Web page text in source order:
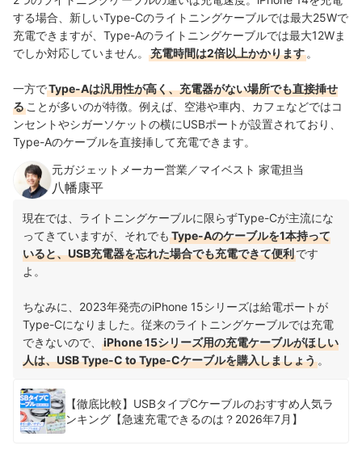
する場合、新しいType-Cのライトニングケーブルでは最大25Wで
充電できますが、Type-Aのライトニングケーブルでは最大12Wま
でしか対応していません。
充電時間は2倍以上かかります 。
一方でType-Aは汎用性が高く、充電器がない場所でも直接挿せ
る ことが多いのが特徴。例えば、空港や車内、カフェなどではコ
ンセントやシガーソケットの横にUSBポートが設置されており、
Type-Aのケーブルを直接挿して充電できます。
元ガジェットメーカー営業／マイベスト 家電担当
八幡康平
現在では、ライトニングケーブルに限らずType-Cが主流にな
ってきていますが、それでも Type-Aのケーブルを1本持って
いると、USB充電器を忘れた場合でも充電できて便利です
よ。
ちなみに、2023年発売のiPhone 15シリーズは給電ポートが
Type-Cになりました。従来のライトニングケーブルでは充電
できないので、
iPhone 15シリーズ用の充電ケーブルがほしい
人は、USB Type-C to Type-Cケーブルを購入しましょう 。
【徹底比較】USBタイプCケーブルのおすすめ人気ラ
ンキング【急速充電できるのは？2026年7月】